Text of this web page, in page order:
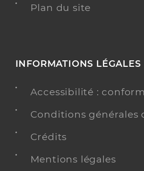
Plan du site
INFORMATIONS LÉGALES
Accessibilité :
Conditions générales
Crédits
Mentions légales